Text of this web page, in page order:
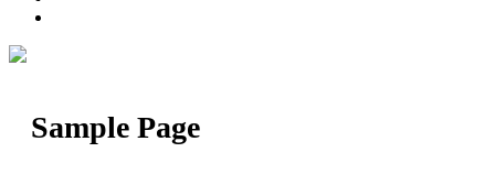
Sample Page